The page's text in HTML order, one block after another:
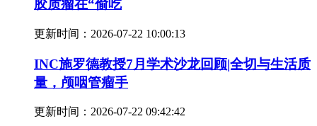
胶质瘤在“偷吃
更新时间： 2026-07-22 10:00:13
INC施罗德教授7月学术沙龙回顾|全切与生活质
量，颅咽管瘤手
更新时间： 2026-07-22 09:42:42